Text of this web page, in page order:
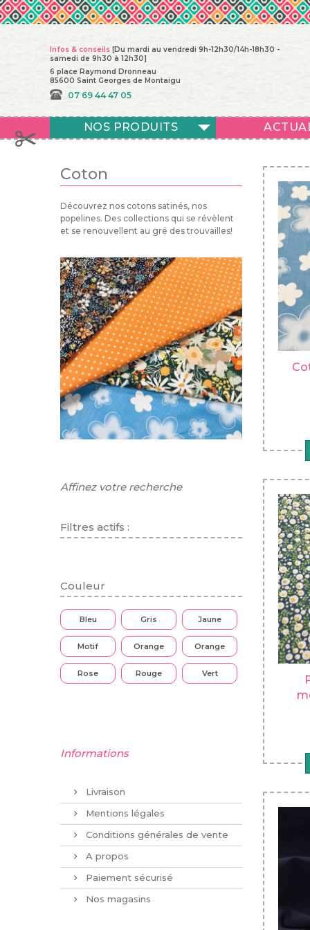
Infos & conseils [Du mardi au vendredi 9h-12h30/14h-18h30 -
samedi de 9h30 à 12h30]
6 place Raymond Dronneau
85600 Saint Georges de Montaigu
07 69 44 47 05
NOS PRODUITS
Coton
Découvrez nos cotons satinés, nos
popelines. Des collections qui se révèlent
et se renouvellent au gré des trouvailles!
Affinez votre recherche
Filtres actifs :
Couleur
Bleu Gris Jaune
Motif Orange Orange
Rose Rouge Vert
Informations
Livraison
Mentions légales
Conditions générales de vente
A propos
Paiement sécurisé
Nos magasins